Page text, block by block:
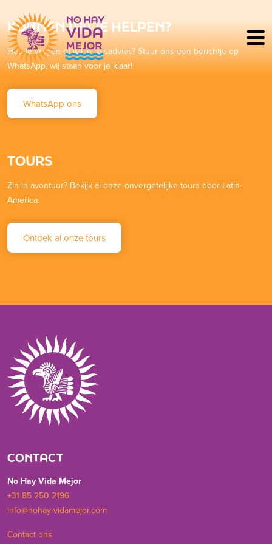
KUNNEN WIJ JE HELPEN?
Heb je vragen of wil je reisadvies? Stuur ons een berichtje op
WhatsApp, wij staan voor je klaar!
WhatsApp ons
TOURS
Zin in avontuur? Bekijk al onze onvergetelijke tours door Latin-
America.
Ontdek al onze tours
CONTACT
No Hay Vida Mejor
+31 85 250 2196
info@nohay-vidamejor.com
Contact ons